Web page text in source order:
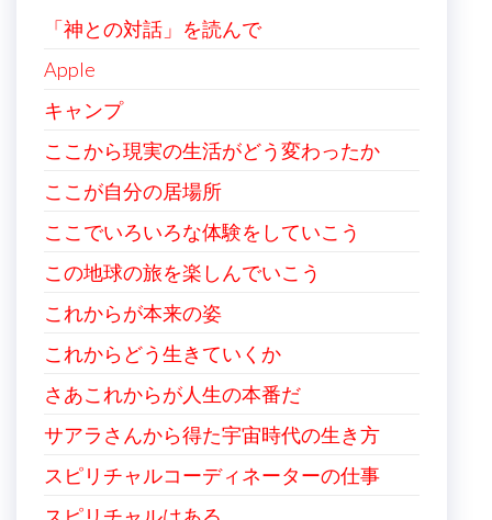
「神との対話」を読んで
Apple
キャンプ
ここから現実の生活がどう変わったか
ここが自分の居場所
ここでいろいろな体験をしていこう
この地球の旅を楽しんでいこう
これからが本来の姿
これからどう生きていくか
さあこれからが人生の本番だ
サアラさんから得た宇宙時代の生き方
スピリチャルコーディネーターの仕事